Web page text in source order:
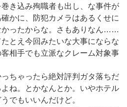
き込み殉職者も出し、な事件が
かに、防犯カメラはあるくせに
かったからな。さもありなん……
とえ今回みたいな大事にならな
相手でも立派なクレーム対象事
ちゃったら絶対評判ガタ落ちだ
ね。とかなんとか。いやホテル
でもいいんだけど。